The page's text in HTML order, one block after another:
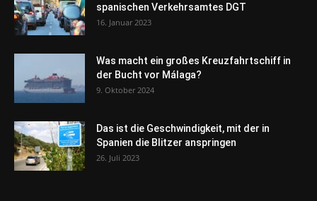
spanischen Verkehrsamtes DGT
16. Januar 2023
Was macht ein großes Kreuzfahrtschiff in
der Bucht vor Málaga?
9. Oktober 2024
Das ist die Geschwindigkeit, mit der in
Spanien die Blitzer anspringen
26. Juli 2023